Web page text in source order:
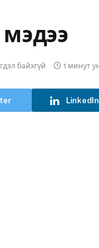
байхгүй 1 минут
LinkedIn